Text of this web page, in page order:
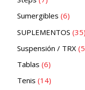
Sumergibles 6
SUPLEMENTOS 35
Suspensión / TRX 5
Tablas 6
Tenis 14